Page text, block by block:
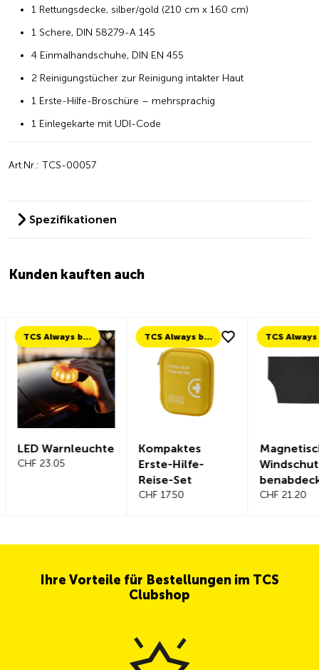
1 Rettungsdecke, silber/gold (210 cm x 160 cm)
1 Schere, DIN 58279-A 145
4 Einmalhandschuhe, DIN EN 455
2 Reinigungstücher zur Reinigung intakter Haut
1 Erste-Hilfe-Broschüre – mehrsprachig
1 Einlegekarte mit UDI-Code
Art.Nr.: TCS-00057
Spezifikationen
Kunden kauften auch
TCS Always by my side
Warnleuchte
23.05
TCS Always by my side
Kompaktes
Erste-Hilfe-
Reise-Set
CHF 17.50
TCS Always by my side
Magnetische
benabdeckung
CHF 21.20
Ihre Vorteile für Bestellungen im TCS
Clubshop